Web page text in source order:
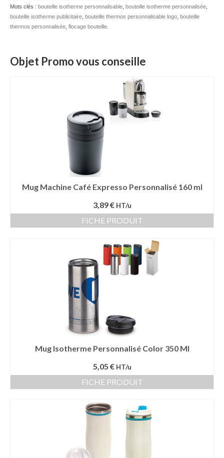
Bouteille Personnalisable
Mug & Tasse
Tasse Expresso publicitaire
Bouteille & Mug Isotherme
Bouteille isotherme
Mug isotherme
Chemise Publicitaire
Polo Publicitaire
Tee-shirt publicitaire
Vêtement Haute Visibilité
Mots clés : bouteille isotherme personnalisable bouteille isotherme personnalisée
bouteille isotherme publicitaire bouteille thermos personnalisable logo bouteille
thermos personnalisée flocage bouteille
Objet Promo vous conseille
Mug Machine Café Expresso Personnalisé 160 ml
3,89 € HT/u
FICHE PRODUIT
Mug Isotherme Personnalisé Color 350 Ml
5,05 € HT/u
FICHE PRODUIT